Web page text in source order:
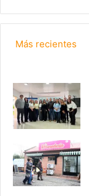
Más recientes